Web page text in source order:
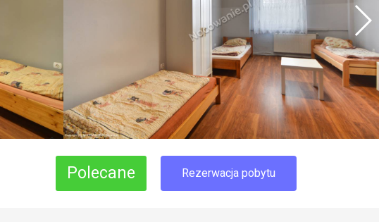
Polecane Rezerwacja pobytu